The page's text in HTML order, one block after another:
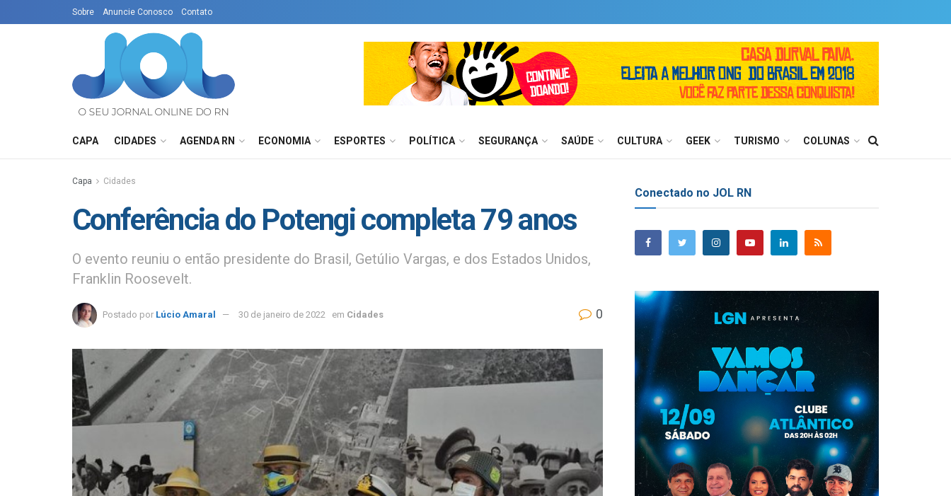
Sobre Anuncie Conosco Contato
CAPA CIDADES AGENDA RN ECONOMIA ESPORTES POLÍTICA SEGURANÇA SAÚDE CULTURA GEEK TURISMO COLUNAS
Capa Cidades
Conferência do Potengi completa 79 anos
O evento reuniu o então presidente do Brasil, Getúlio Vargas, e dos Estados Unidos,
Franklin Roosevelt.
Postado por Lúcio Amaral 30 de janeiro de 2022 em Cidades 0
Conectado no JOL RN